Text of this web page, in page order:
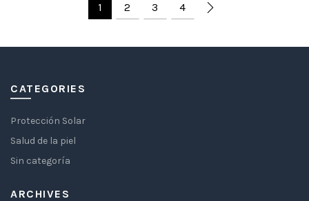
1 2 3 4
CATEGORIES
Protección Solar
Salud de la piel
Sin categoría
ARCHIVES